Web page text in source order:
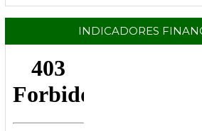
INDICADORES